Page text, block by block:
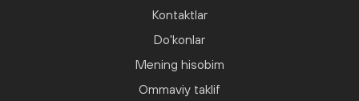
Kontaktlar
Do'konlar
Mening hisobim
Ommaviy taklif